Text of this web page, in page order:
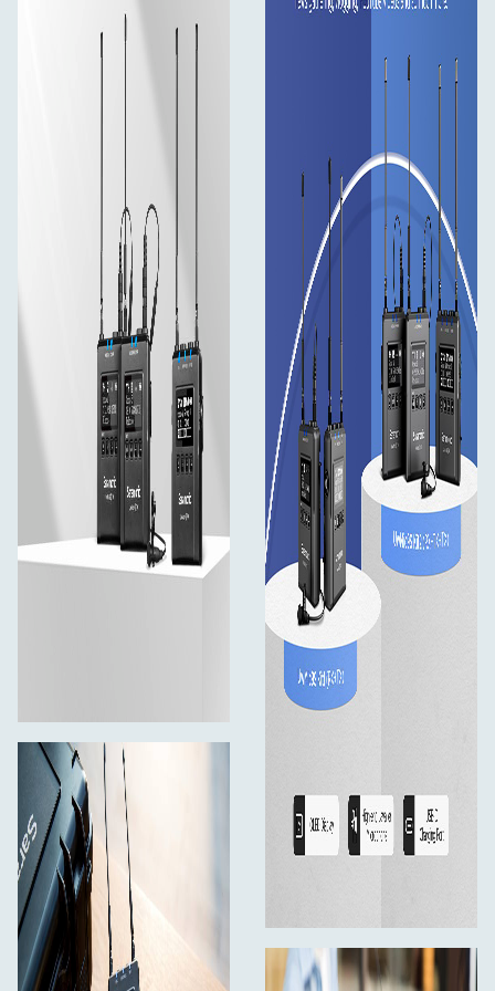
Odnímatelná anténa s možností otočení o 360°
Přepínač ON/OFF pro skupinu kanálů A a B
Vestavěná dobíjecí Li-Ion baterie
Mikrofonní a linkový vstup pro vytváření
vícevrstvého obsahu
Možnost monitorování zvuku v reálném čase
pomocí sluchátek
Dodáváno včetně vodotěsného kufru
Obsah balení:
2× Vysílač TX9s
1× Přijímač RX9s
2× Všesměrový klopový mikrofon DK3A
1× Y-kabel SR-C2004 3.5mm TRS Male na 3.5mm
2× Audio kabel XLR na 3.5mm TRS (40 cm)
1× Audio kabel 3.5mm TRS pro fotoaparáty (80 cm)
3× USB-C nabíjecí kabel (1.2 m)
4× Anténa
3× Spona na opasek
1× Adaptér Cold Shoe